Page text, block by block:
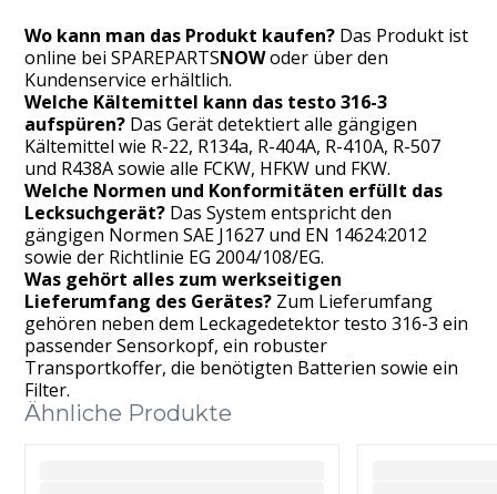
Wo kann man das Produkt kaufen? Das Produkt ist
online beiSPAREPARTSNOWoder über den
Kundenservice erhältlich.
Welche Kältemittel kann das testo 316-3
aufspüren? Das Gerät detektiert alle gängigen
Kältemittel wie R-22, R134a, R-404A, R-410A, R-507
und R438A sowie alle FCKW, HFKW und FKW.
Welche Normen und Konformitäten erfüllt das
Lecksuchgerät? Das System entspricht den
gängigen Normen SAE J1627 und EN 14624:2012
sowie der Richtlinie EG 2004/108/EG.
Was gehört alles zum werkseitigen
Lieferumfang des Gerätes? Zum Lieferumfang
gehören neben dem Leckagedetektor testo 316-3 ein
passender Sensorkopf, ein robuster
Transportkoffer, die benötigten Batterien sowie ein
Filter.
Ähnliche Produkte